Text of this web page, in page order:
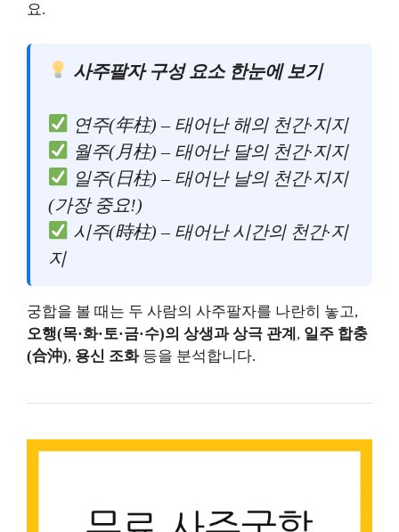
요.
사주팔자 구성 요소 한눈에 보기
연주(年柱) – 태어난 해의 천간·지지
월주(月柱) – 태어난 달의 천간·지지
일주(日柱) – 태어난 날의 천간·지지
(가장 중요!)
시주(時柱) – 태어난 시간의 천간·지
지
궁합을 볼 때는 두 사람의 사주팔자를 나란히 놓고,
오행(목·화·토·금·수)의 상생과 상극 관계 , 일주 합충
(合沖), 용신 조화등을 분석합니다.